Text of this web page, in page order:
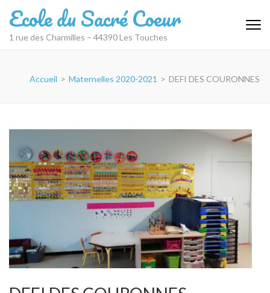
au
contenu
Ecole du Sacré Coeur
1 rue des Charmilles – 44390 Les Touches
Accueil > Maternelles 2020-2021 > DEFI DES COURONNES